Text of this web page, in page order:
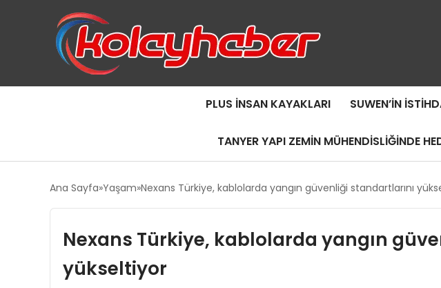
PLUS İNSAN KAYAKLARI SUWEN’IN
TANYER YAPI ZEMIN MÜHENDISLIĞINDE
Ana Sayfa Yaşam Nexans Türkiye, kablolarda yangın güvenliği standartlarını
Nexans Türkiye, kablolarda yangın
yükseltiyor